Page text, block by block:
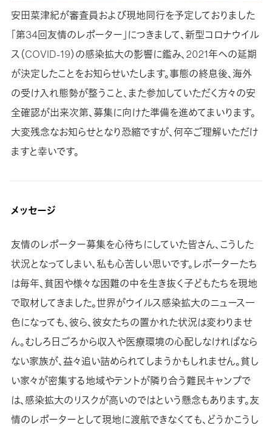
安田菜津紀が審査員および現地同行を予定しておりました
「第34回友情のレポーター」につきまして、新型コロナウイル
ス（COVID-19）の感染拡大の影響に鑑み、2021年への延期
が決定したことをお知らせいたします。事態の終息後、海外
の受け入れ態勢が整うこと、また参加していただく方々の安
全確認が出来次第、募集に向けた準備を進めてまいります。
大変残念なお知らせとなり恐縮ですが、何卒ご理解いただけ
ますと幸いです。
メッセージ
友情のレポーター募集を心待ちにしていた皆さん、こうした
状況となってしまい、私も心苦しい思いです。レポーターたち
は毎年、貧困や様々な困難の中を生き抜く子どもたちを現地
で取材してきました。世界がウイルス感染拡大のニュース一
色になっても、彼ら、彼女たちの置かれた状況は変わりませ
ん。むしろ日ごろから収入や医療環境の心配しなければなら
ない家族が、益々追い詰められてしまうかもしれません。貧し
い家々が密集する地域やテントが隣り合う難民キャンプで
は、感染拡大のリスクが高いのではという懸念もあります。友
情のレポーターとして現地に渡航できなくても、どうかこうし